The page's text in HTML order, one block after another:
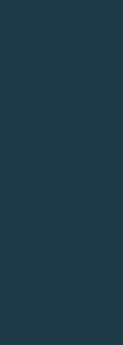
Engel
Träume
werden
wie viel
geleistet
und
harten
aus und
Lohn
haben,
einmal